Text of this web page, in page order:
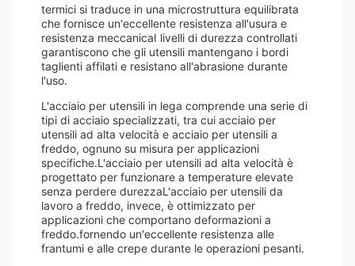
termici si traduce in una microstruttura equilibrata
che fornisce un'eccellente resistenza all'usura e
resistenza meccanicaI livelli di durezza controllati
garantiscono che gli utensili mantengano i bordi
taglienti affilati e resistano all'abrasione durante
l'uso.
L'acciaio per utensili in lega comprende una serie di
tipi di acciaio specializzati, tra cui acciaio per
utensili ad alta velocità e acciaio per utensili a
freddo, ognuno su misura per applicazioni
specifiche.L'acciaio per utensili ad alta velocità è
progettato per funzionare a temperature elevate
senza perdere durezzaL'acciaio per utensili da
lavoro a freddo, invece, è ottimizzato per
applicazioni che comportano deformazioni a
freddo.fornendo un'eccellente resistenza alle
frantumi e alle crepe durante le operazioni pesanti.